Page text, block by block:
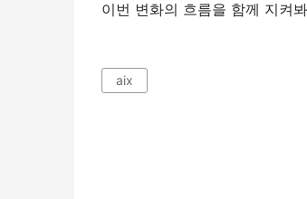
이번 변화의 흐름을 함께 지켜
aix